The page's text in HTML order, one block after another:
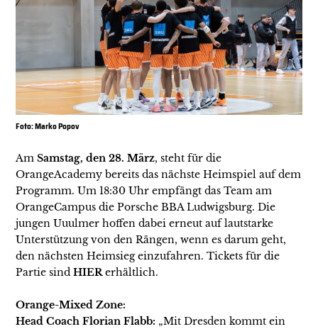
Foto: Marko Popov
AmSamstag, den 28. März, steht für die
OrangeAcademy bereits das nächste Heimspiel auf dem
Programm. Um 18:30 Uhr empfängt das Team am
OrangeCampus die Porsche BBA Ludwigsburg. Die
jungen Uuulmer hoffen dabei erneut auf lautstarke
Unterstützung von den Rängen, wenn es darum geht,
den nächsten Heimsieg einzufahren. Tickets für die
Partie sindHIERerhältlich.
Orange-Mixed Zone:
Head Coach Florian Flabb: „Mit Dresden kommt ein